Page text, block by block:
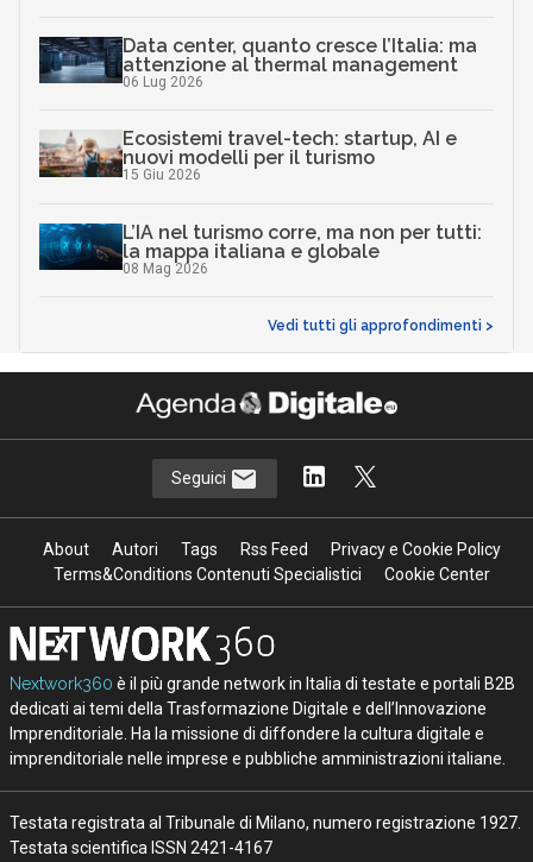
Data center, quanto cresce l’Italia: ma
attenzione al thermal management
06 Lug 2026
Ecosistemi travel-tech: startup, AI e
nuovi modelli per il turismo
15 Giu 2026
L’IA nel turismo corre, ma non per tutti:
la mappa italiana e globale
08 Mag 2026
Vedi tutti gli approfondimenti >
Seguici
About Autori Tags Rss Feed
Privacy e Cookie Policy
Terms&Conditions Contenuti Specialistici
Cookie Center
Nextwork360 è il più grande network in Italia di testate e portali B2B
dedicati ai temi della Trasformazione Digitale e dell’Innovazione
Imprenditoriale. Ha la missione di diffondere la cultura digitale e
imprenditoriale nelle imprese e pubbliche amministrazioni italiane.
Testata registrata al Tribunale di Milano, numero registrazione 1927.
Testata scientifica ISSN 2421-4167